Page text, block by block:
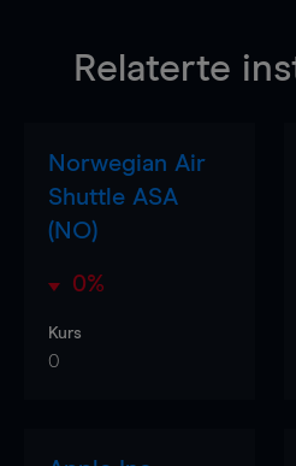
Relaterte
Norwegian Air
Shuttle ASA
(NO)
0%
Kurs
0